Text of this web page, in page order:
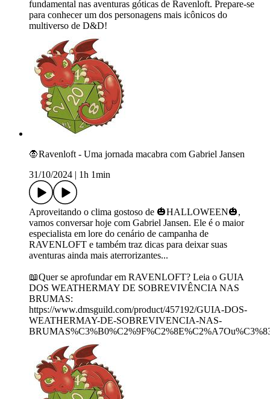
fundamental nas aventuras góticas de Ravenloft. Prepare-se
para conhecer um dos personagens mais icônicos do
multiverso de D&D!
🧛Ravenloft - Uma jornada macabra com Gabriel Jansen
31/10/2024
1h 1min
Aproveitando o clima gostoso de 🎃HALLOWEEN🎃,
vamos conversar hoje com Gabriel Jansen. Ele é o maior
especialista em lore do cenário de campanha de
RAVENLOFT e também traz dicas para deixar suas
aventuras ainda mais aterrorizantes...
📖Quer se aprofundar em RAVENLOFT? Leia o GUIA
DOS WEATHERMAY DE SOBREVIVÊNCIA NAS
BRUMAS:
https://www.dmsguild.com/product/457192/GUIA-DOS-
WEATHERMAY-DE-SOBREVIVENCIA-NAS-